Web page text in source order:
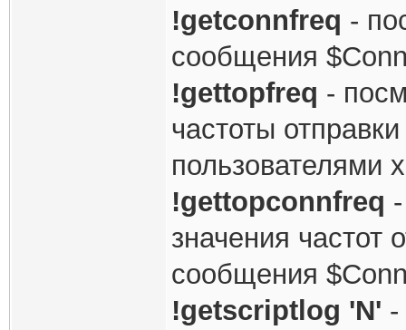
!getconnfreq -
сообщения
!gettopfreq -
частоты
пользователями
!gettopconnfreq
значения частот
сообщения
!getscriptlog 'N' -